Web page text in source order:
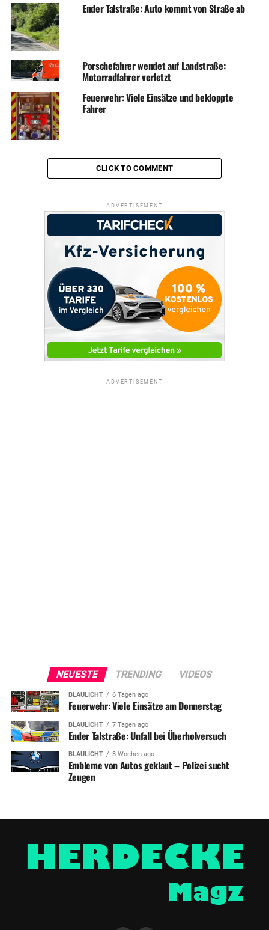
Ender Talstraße: Auto kommt von Straße ab
Porschefahrer wendet auf Landstraße:
Motorradfahrer verletzt
Feuerwehr: Viele Einsätze und bekloppte
Fahrer
CLICK TO COMMENT
ADVERTISEMENT
ADVERTISEMENT
NEUESTE TRENDING VIDEOS
BLAULICHT 6 Tagen ago
Feuerwehr: Viele Einsätze am Donnerstag
BLAULICHT 7 Tagen ago
Ender Talstraße: Unfall bei Überholversuch
BLAULICHT 3 Wochen ago
Embleme von Autos geklaut – Polizei sucht
Zeugen